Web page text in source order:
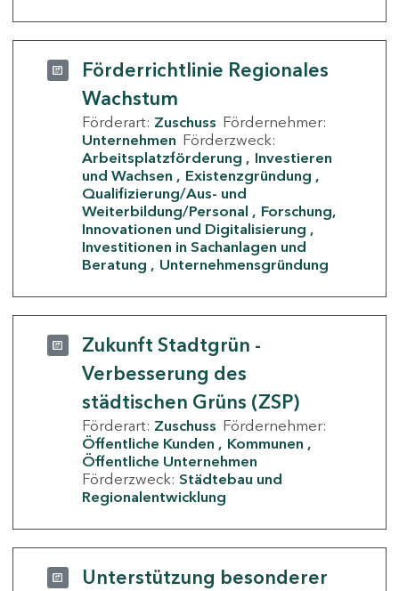
Förderrichtlinie Regionales
Wachstum
Förderart: Zuschuss Fördernehmer:
Unternehmen Förderzweck:
Arbeitsplatzförderung
Investieren
und Wachsen
Existenzgründung
Qualifizierung/Aus- und
Weiterbildung/Personal
Forschung,
Innovationen und Digitalisierung
Investitionen in Sachanlagen und
Beratung
Unternehmensgründung
Zukunft Stadtgrün -
Verbesserung des
städtischen Grüns (ZSP)
Förderart: Zuschuss Fördernehmer:
Öffentliche Kunden
Kommunen
Öffentliche Unternehmen
Förderzweck: Städtebau und
Regionalentwicklung
Unterstützung besonderer